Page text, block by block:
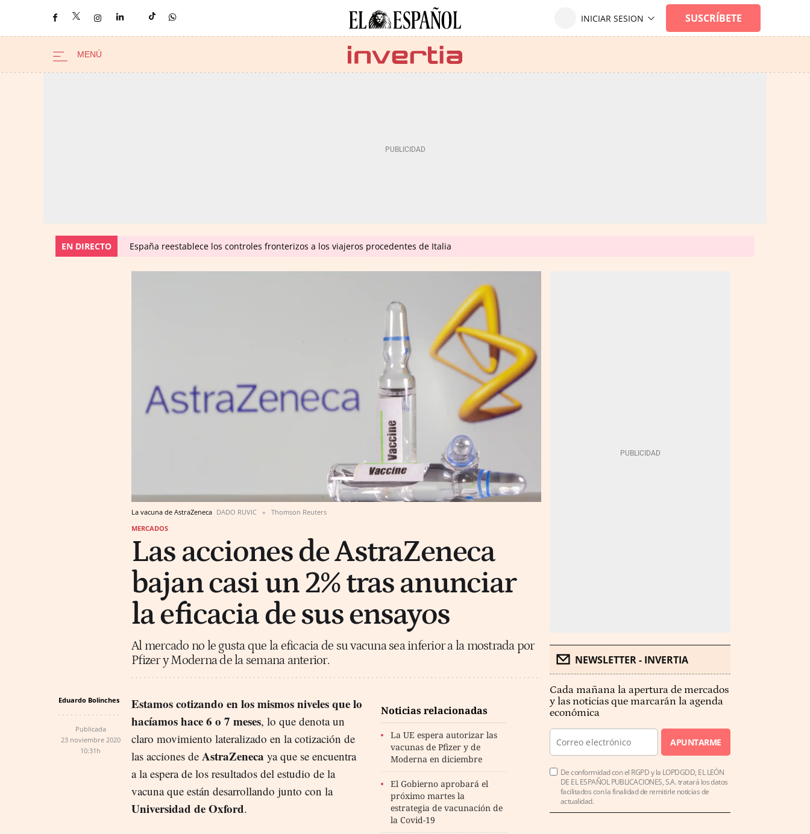
EN DIRECTO España reestablece los controles fronterizos a los viajeros procedentes de Italia
La vacuna de AstraZeneca DADO RUVIC
Thomson Reuters
MERCADOS
Las acciones de AstraZeneca
bajan casi un 2% tras anunciar
la eficacia de sus ensayos
Al mercado no le gusta que la eficacia de su vacuna sea inferior a la mostrada por
Pfizer y Moderna de la semana anterior.
Eduardo Bolinches
Publicada
23 noviembre 2020
10:31h
Noticias relacionadas
La UE espera autorizar las
vacunas de Pfizer y de
Moderna en diciembre
El Gobierno aprobará el
próximo martes la
estrategia de vacunación de
la Covid-19
Estamos cotizando en los mismos niveles que lo
hacíamos hace 6 o 7 meses, lo que denota un
claro movimiento lateralizado en la cotización de
las acciones de AstraZeneca ya que se encuentra
a la espera de los resultados del estudio de la
vacuna que están desarrollando junto con la
Universidad de Oxford.
NEWSLETTER - INVERTIA
Cada mañana la apertura de mercados
y las noticias que marcarán la agenda
económica
APUNTARME
De conformidad con el RGPD y la LOPDGDD, EL LEÓN
DE EL ESPAÑOL PUBLICACIONES, S.A. tratará los datos
facilitados con la finalidad de remitirle noticias de
actualidad.